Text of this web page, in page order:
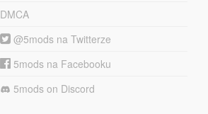
DMCA
@5mods na Twitterze
5mods na Facebooku
5mods on Discord